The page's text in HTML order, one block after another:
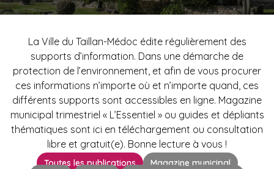
La Ville du Taillan-Médoc édite régulièrement des
supports d’information. Dans une démarche de
protection de l’environnement, et afin de vous procurer
ces informations n’importe où et n’importe quand, ces
différents supports sont accessibles en ligne. Magazine
municipal trimestriel « L’Essentiel » ou guides et dépliants
thématiques sont ici en téléchargement ou consultation
libre et gratuit(e). Bonne lecture à vous !
Toutes les publications
Magazine municipal